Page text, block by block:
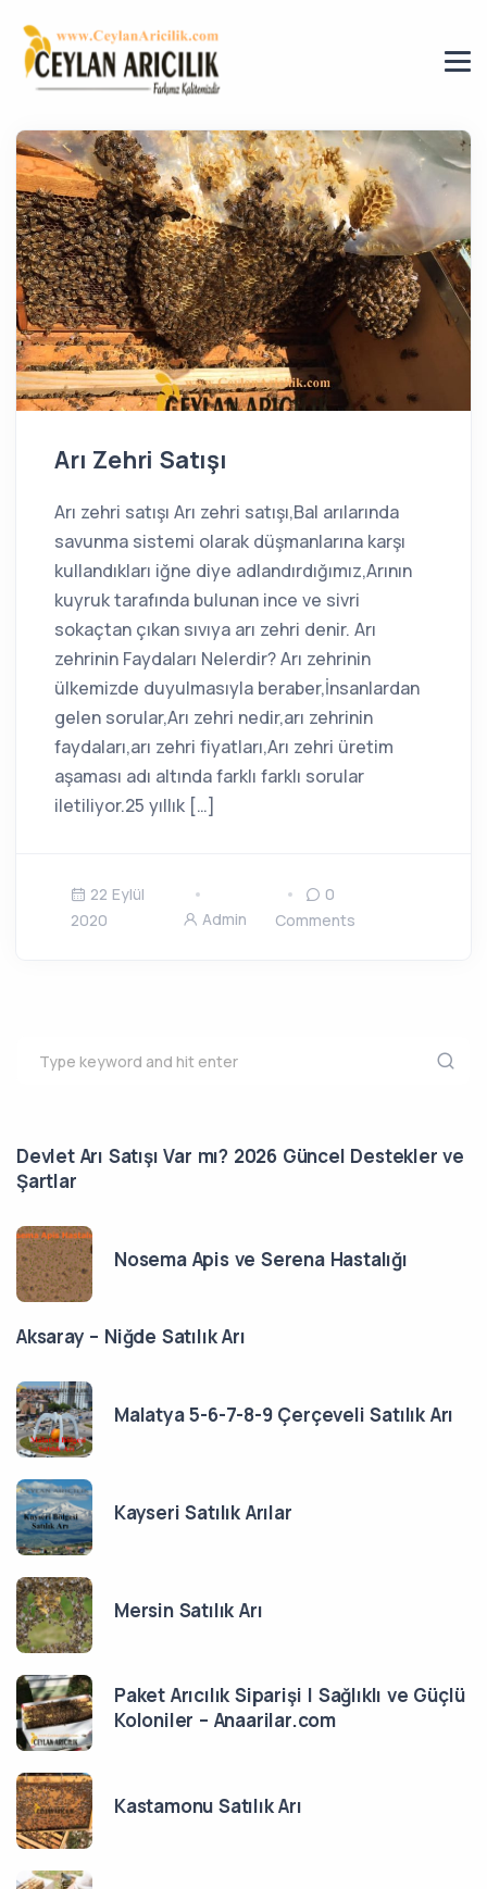
Arı Zehri Satışı
Arı zehri satışı Arı zehri satışı,Bal arılarında
savunma sistemi olarak düşmanlarına karşı
kullandıkları iğne diye adlandırdığımız,Arının
kuyruk tarafında bulunan ince ve sivri
sokaçtan çıkan sıvıya arı zehri denir. Arı
zehrinin Faydaları Nelerdir? Arı zehrinin
ülkemizde duyulmasıyla beraber,İnsanlardan
gelen sorular,Arı zehri nedir,arı zehrinin
faydaları,arı zehri fiyatları,Arı zehri üretim
aşaması adı altında farklı farklı sorular
iletiliyor.25 yıllık […]
22 Eylül
2020
Admin
0
Comments
Devlet Arı Satışı Var mı? 2026 Güncel Destekler ve
Şartlar
Nosema Apis ve Serena Hastalığı
Aksaray – Niğde Satılık Arı
Malatya 5-6-7-8-9 Çerçeveli Satılık Arı
Kayseri Satılık Arılar
Mersin Satılık Arı
Paket Arıcılık Siparişi | Sağlıklı ve Güçlü
Koloniler – Anaarilar.com
Kastamonu Satılık Arı